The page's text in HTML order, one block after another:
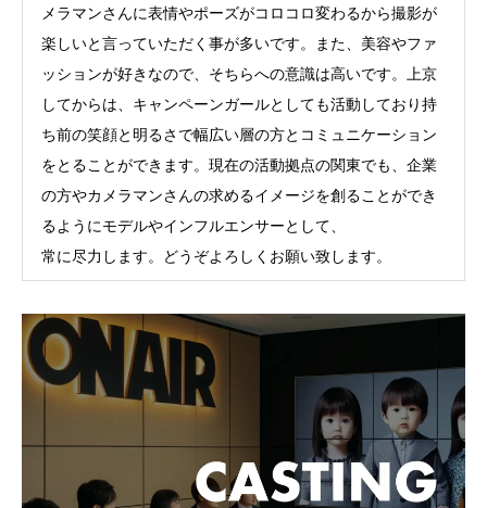
メラマンさんに表情やポーズがコロコロ変わるから撮影が
楽しいと言っていただく事が多いです。また、美容やファ
ッションが好きなので、そちらへの意識は高いです。上京
してからは、キャンペーンガールとしても活動しており持
ち前の笑顔と明るさで幅広い層の方とコミュニケーション
をとることができます。現在の活動拠点の関東でも、企業
の方やカメラマンさんの求めるイメージを創ることができ
るようにモデルやインフルエンサーとして、
常に尽力します。どうぞよろしくお願い致します。